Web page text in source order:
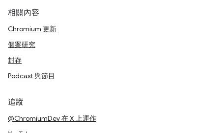
相關內容
Chromium 更新
個案研究
封存
Podcast 與節目
追蹤
@ChromiumDev 在 X 上運作